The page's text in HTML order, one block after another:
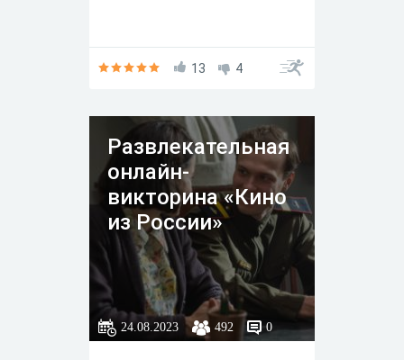
13 4
Развлекательная
онлайн-
викторина «Кино
из России»
24.08.2023 492 0